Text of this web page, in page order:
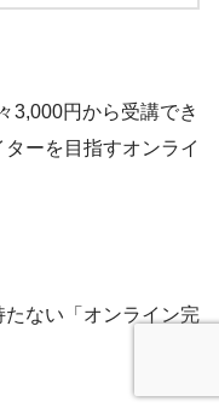
3,000円から受講でき
ーを目指すオンライ
ない「オンライン完